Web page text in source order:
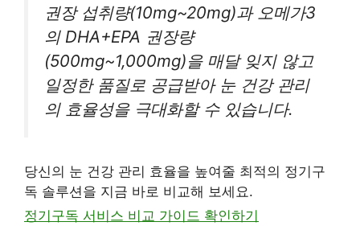
권장 섭취량(10mg~20mg)과 오메가3
의 DHA+EPA 권장량
(500mg~1,000mg)을 매달 잊지 않고
일정한 품질로 공급받아 눈 건강 관리
의 효율성을 극대화할 수 있습니다.
당신의 눈 건강 관리 효율을 높여줄 최적의 정기구
독 솔루션을 지금 바로 비교해 보세요.
정기구독 서비스 비교 가이드 확인하기